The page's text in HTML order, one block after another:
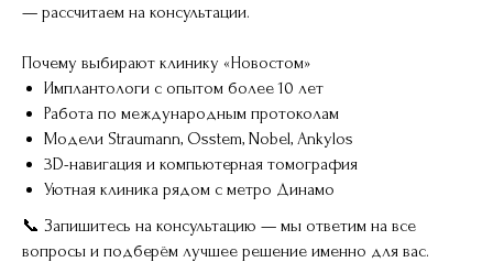
— рассчитаем на консультации.
Почему выбирают клинику «Новостом»
Имплантологи с опытом более 10 лет
Работа по международным протоколам
Модели Straumann, Osstem, Nobel, Ankylos
3D-навигация и компьютерная томография
Уютная клиника рядом с метро Динамо
📞 Запишитесь на консультацию — мы ответим на все
вопросы и подберём лучшее решение именно для вас.